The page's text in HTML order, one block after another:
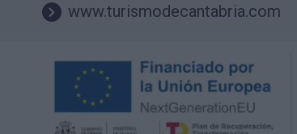
www.turismodecantabria.com